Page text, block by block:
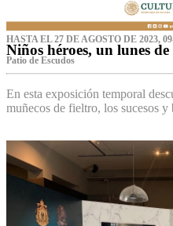
HASTA EL 27 DE AGOSTO DE 2023,
Niños héroes, un lunes de
Patio de Escudos
En esta exposición temporal
muñecos de fieltro, los sucesos